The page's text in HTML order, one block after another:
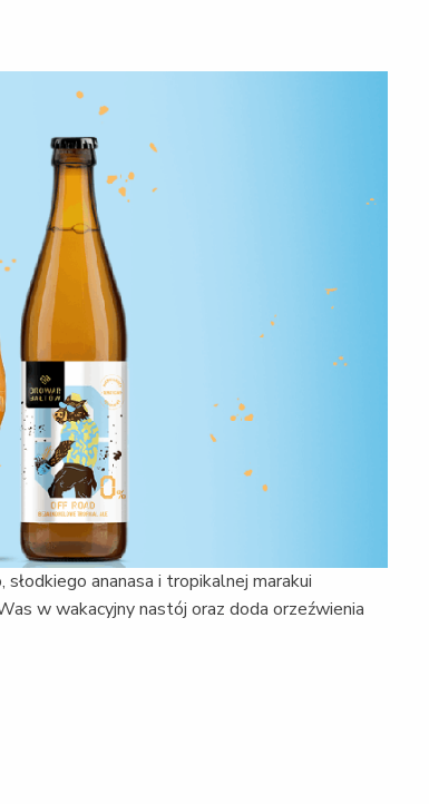
ananasa i tropikalnej marakui
w wakacyjny nastój oraz doda orzeźwienia